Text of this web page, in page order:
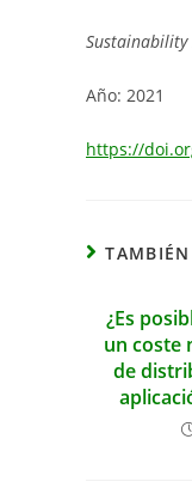
Sustainability
Año: 2021
https://
¿Es
un coste
de